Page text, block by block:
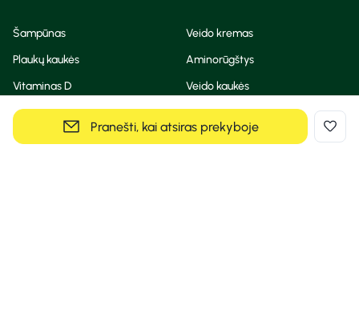
Pranešti, kai atsiras prekyboje
Šampūnas
Veido kremas
Plaukų kaukės
Aminorūgštys
Vitaminas D
Veido kaukės
Korėjietiška kosmetika
Eteriniai aliejai
Dezodorantas
BB ir CC kremas